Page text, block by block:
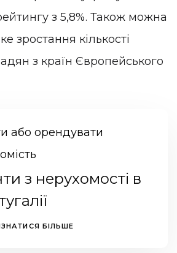
з 5,8%. Також можна
зростання кількості
з країн Європейського
або орендувати
з нерухомості в
БІЛЬШЕ